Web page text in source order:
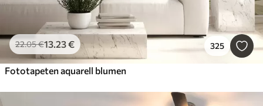
22.05€13.23€ 325
Fototapeten aquarell blumen